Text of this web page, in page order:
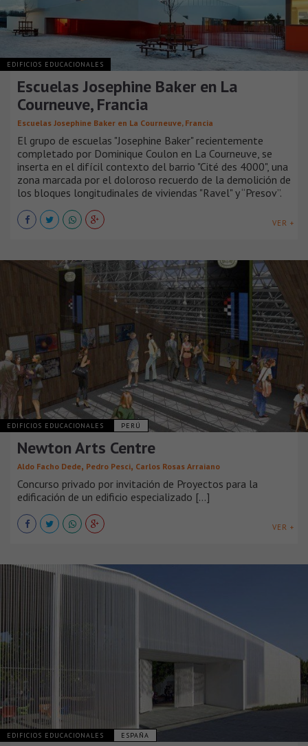
EDIFICIOS EDUCACIONALES
Escuelas Josephine Baker en La
Courneuve, Francia
Escuelas Josephine Baker en La Courneuve, Francia
El grupo de escuelas "Josephine Baker" recientemente
completado por Dominique Coulon en La Courneuve, se
inserta en el difícil contexto del barrio "Cité des 4000", una
zona marcada por el doloroso recuerdo de la demolición de
los bloques longitudinales de viviendas "Ravel" y “Presov”.
VER +
EDIFICIOS EDUCACIONALES PERÚ
Newton Arts Centre
Aldo Facho Dede, Pedro Pesci, Carlos Rosas Arraiano
Concurso privado por invitación de Proyectos para la
edificación de un edificio especializado [...]
VER +
EDIFICIOS EDUCACIONALES ESPAÑA